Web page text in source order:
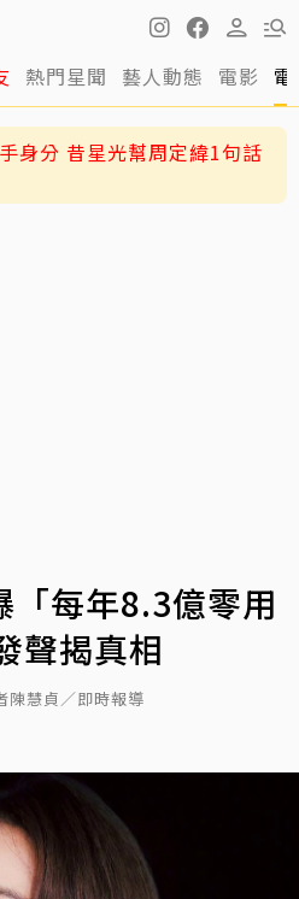
熱門星聞 藝人動態 電影
定緯1句話
「每年8.3億零用
聲揭真相
陳慧貞／即時報導